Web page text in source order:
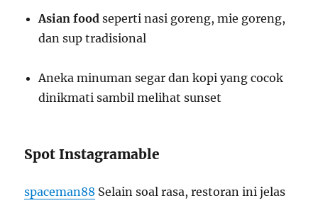
Asian food seperti nasi goreng, mie goreng,
dan sup tradisional
Aneka minuman segar dan kopi yang cocok
dinikmati sambil melihat sunset
Spot Instagramable
spaceman88 Selain soal rasa, restoran ini jelas